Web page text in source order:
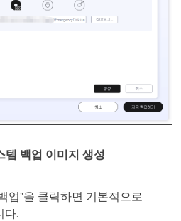
템 백업 이미지 생성
업"을 클릭하면 기본적으로
다.